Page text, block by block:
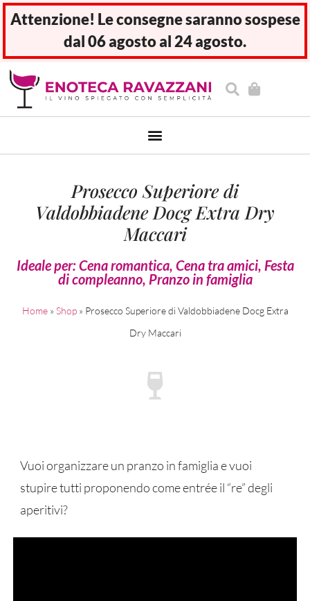
Attenzione! Le consegne saranno sospese
dal 06 agosto al 24 agosto.
Prosecco Superiore di
Valdobbiadene Docg Extra Dry
Maccari
Ideale per:Cena romantica, Cena tra amici, Festa
di compleanno, Pranzo in famiglia
Home» Shop» Prosecco Superiore di Valdobbiadene Docg Extra
Dry Maccari
Vuoi organizzare un pranzo in famiglia e vuoi
stupire tutti proponendo come entrée il “re” degli
aperitivi?